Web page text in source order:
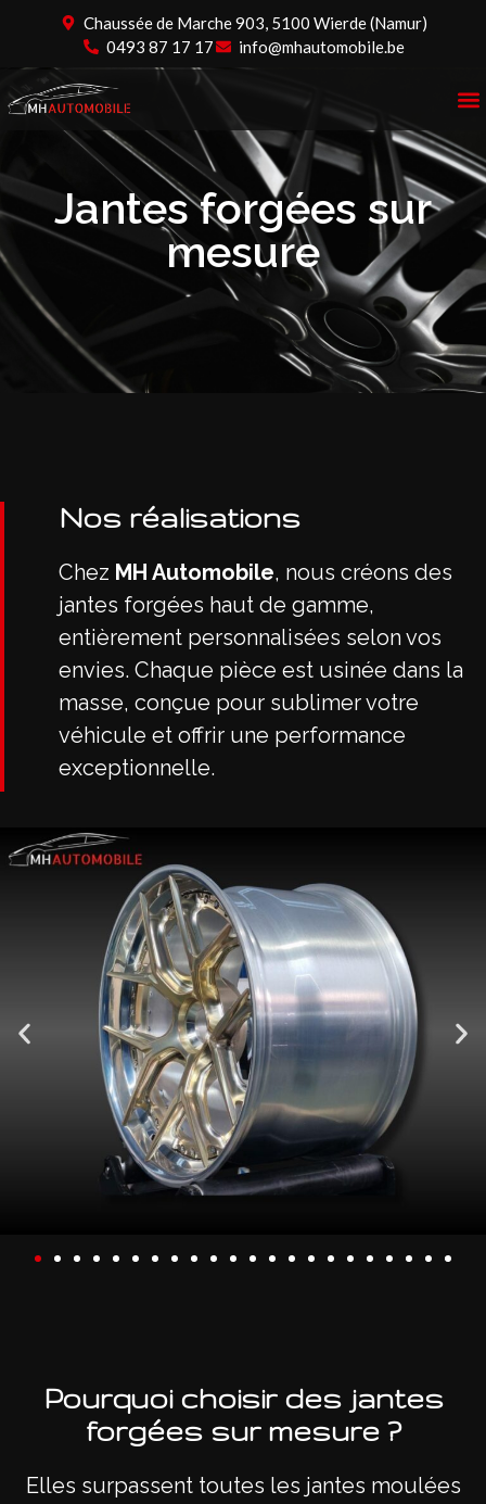
Chaussée de Marche 903, 5100 Wierde (Namur)
0493 87 17 17
info@mhautomobile.be
Jantes forgées sur
mesure
Nos réalisations
Chez MH Automobile, nous créons des
jantes forgées haut de gamme,
entièrement personnalisées selon vos
envies. Chaque pièce est usinée dans la
masse, conçue pour sublimer votre
véhicule et offrir une performance
exceptionnelle.
Pourquoi choisir des jantes
forgées sur mesure ?
Elles surpassent toutes les jantes moulées